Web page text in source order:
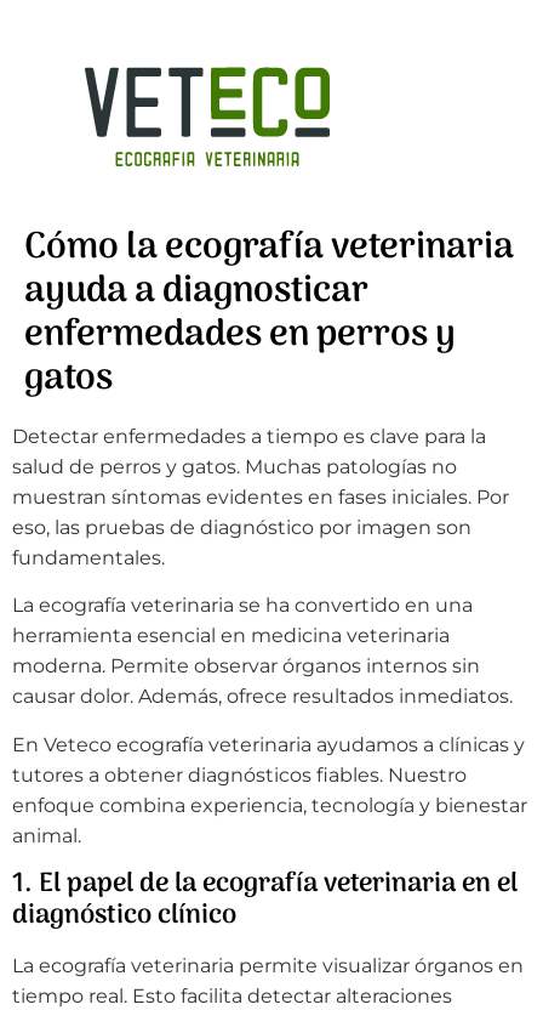
Cómo la ecografía veterinaria
ayuda a diagnosticar
enfermedades en perros y
gatos
Detectar enfermedades a tiempo es clave para la
salud de perros y gatos. Muchas patologías no
muestran síntomas evidentes en fases iniciales. Por
eso, las pruebas de diagnóstico por imagen son
fundamentales.
La ecografía veterinaria se ha convertido en una
herramienta esencial en medicina veterinaria
moderna. Permite observar órganos internos sin
causar dolor. Además, ofrece resultados inmediatos.
En Veteco ecografía veterinaria ayudamos a clínicas y
tutores a obtener diagnósticos fiables. Nuestro
enfoque combina experiencia, tecnología y bienestar
animal.
1. El papel de la ecografía veterinaria en el
diagnóstico clínico
La ecografía veterinaria permite visualizar órganos en
tiempo real. Esto facilita detectar alteraciones